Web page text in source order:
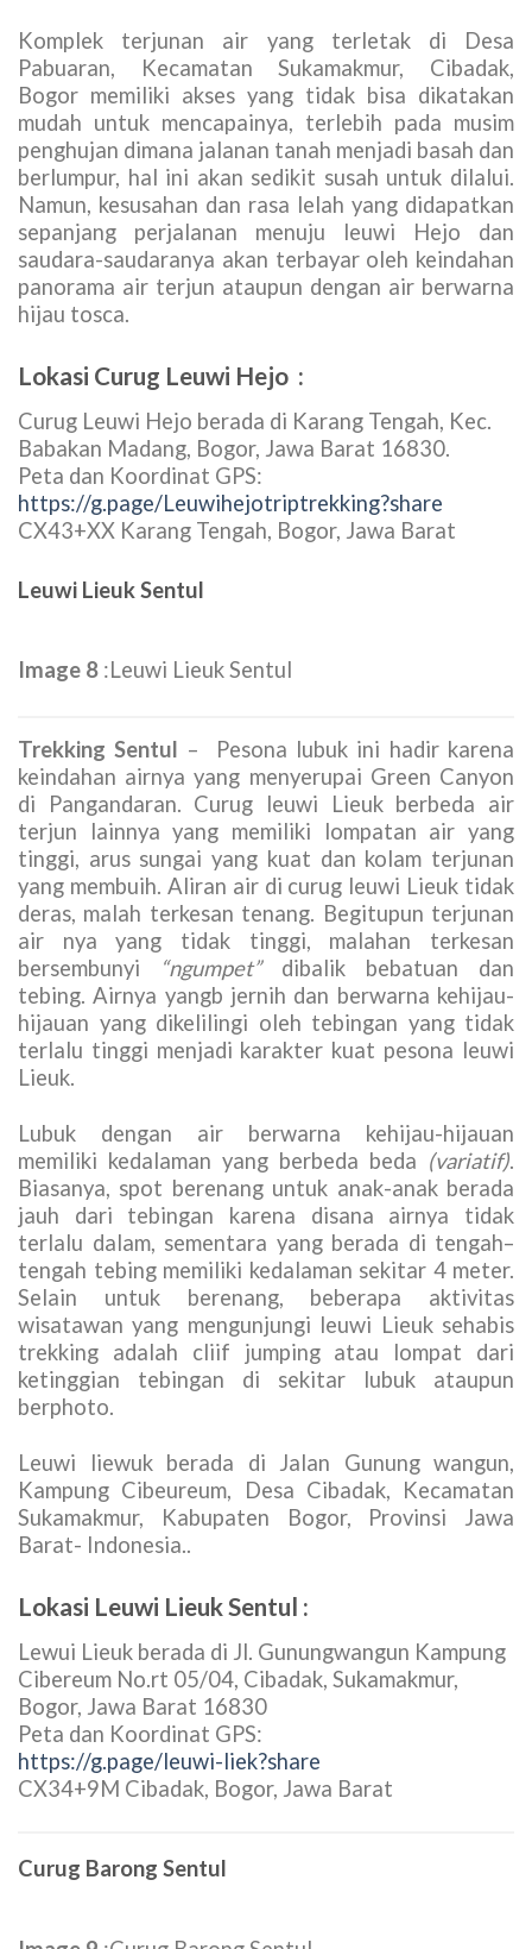
Komplek terjunan air yang terletak di Desa
Pabuaran, Kecamatan Sukamakmur, Cibadak,
Bogor memiliki akses yang tidak bisa dikatakan
mudah untuk mencapainya, terlebih pada musim
penghujan dimana jalanan tanah menjadi basah dan
berlumpur, hal ini akan sedikit susah untuk dilalui.
Namun, kesusahan dan rasa lelah yang didapatkan
sepanjang perjalanan menuju leuwi Hejo dan
saudara-saudaranya akan terbayar oleh keindahan
panorama air terjun ataupun dengan air berwarna
hijau tosca.
Lokasi Curug Leuwi Hejo :
Curug Leuwi Hejo berada di Karang Tengah, Kec.
Babakan Madang, Bogor, Jawa Barat 16830.
Peta dan Koordinat GPS:
https://g.page/Leuwihejotriptrekking?share
CX43+XX Karang Tengah, Bogor, Jawa Barat
Leuwi Lieuk Sentul
Image 8 :Leuwi Lieuk Sentul
Trekking Sentul – Pesona lubuk ini hadir karena
keindahan airnya yang menyerupai Green Canyon
di Pangandaran. Curug leuwi Lieuk berbeda air
terjun lainnya yang memiliki lompatan air yang
tinggi, arus sungai yang kuat dan kolam terjunan
yang membuih. Aliran air di curug leuwi Lieuk tidak
deras, malah terkesan tenang. Begitupun terjunan
air nya yang tidak tinggi, malahan terkesan
bersembunyi
“ngumpet”dibalik bebatuan dan
tebing. Airnya yangb jernih dan berwarna kehijau-
hijauan yang dikelilingi oleh tebingan yang tidak
terlalu tinggi menjadi karakter kuat pesona leuwi
Lieuk.
Lubuk dengan air berwarna kehijau-hijauan
memiliki kedalaman yang berbeda beda (variatif).
Biasanya, spot berenang untuk anak-anak berada
jauh dari tebingan karena disana airnya tidak
terlalu dalam, sementara yang berada di tengah–
tengah tebing memiliki kedalaman sekitar 4 meter.
Selain untuk berenang, beberapa aktivitas
wisatawan yang mengunjungi leuwi Lieuk sehabis
trekking adalah cliif jumping atau lompat dari
ketinggian tebingan di sekitar lubuk ataupun
berphoto.
Leuwi liewuk berada di Jalan Gunung wangun,
Kampung Cibeureum, Desa Cibadak, Kecamatan
Sukamakmur, Kabupaten Bogor, Provinsi Jawa
Barat- Indonesia..
Lokasi Leuwi Lieuk Sentul :
Lewui Lieuk berada di Jl. Gunungwangun Kampung
Cibereum No.rt 05/04, Cibadak, Sukamakmur,
Bogor, Jawa Barat 16830
Peta dan Koordinat GPS:
https://g.page/leuwi-liek?share
CX34+9M Cibadak, Bogor, Jawa Barat
Curug Barong Sentul